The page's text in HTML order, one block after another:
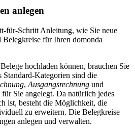
anlegen
für-Schritt Anleitung, wie Sie neue
für Ihren domonda
hochladen können, brauchen Sie
Kategorien sind die
, Ausgangsrechnung und
Sie angelegt. Da natürlich jedes
ist, besteht die Möglichkeit, die
zu erweitern. Die Belegkreise
anlegen und verwalten.